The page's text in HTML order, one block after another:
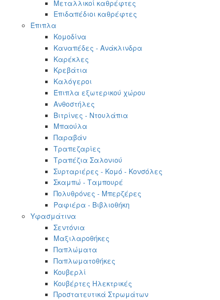
Μεταλλικοί καθρέφτες
Επιδαπέδιοι καθρέφτες
Έπιπλα
Κομοδίνα
Καναπέδες - Ανάκλινδρα
Καρέκλες
Κρεβάτια
Καλόγεροι
Έπιπλα εξωτερικού χώρου
Ανθοστήλες
Βιτρίνες - Ντουλάπια
Μπαούλα
Παραβάν
Τραπεζαρίες
Τραπέζια Σαλονιού
Συρταριέρες - Κομό - Κονσόλες
Σκαμπώ - Ταμπουρέ
Πολυθρόνες - Μπερζέρες
Ραφιέρα - Βιβλιοθήκη
Υφασμάτινα
Σεντόνια
Μαξιλαροθήκες
Παπλώματα
Παπλωματοθήκες
Κουβερλί
Κουβέρτες Ηλεκτρικές
Προστατευτικά Στρωμάτων